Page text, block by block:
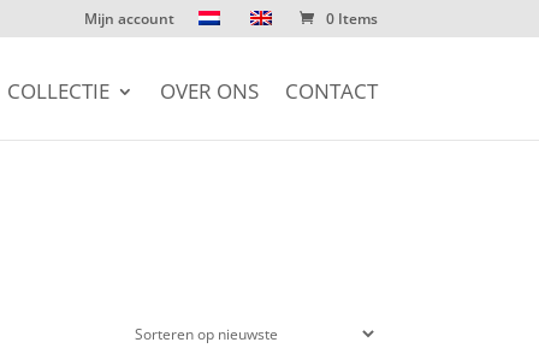
Mijn account 0 Items
COLLECTIE OVER ONS CONTACT